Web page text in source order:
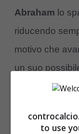
Abraham lo
riducendo
motivo che
un suo
che si possa
to use